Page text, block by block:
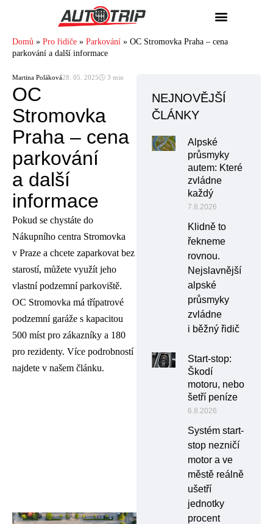
Domů » Pro řidiče » Parkování » OC Stromovka Praha – cena
parkování a další informace
Martina Poláková28. 05. 2025🕓 3 min
OC
Stromovka
Praha – cena
parkování
a další
informace
Pokud se chystáte do
Nákupního centra Stromovka
v Praze a chcete zaparkovat bez
starostí, můžete využít jeho
vlastní podzemní parkoviště.
OC Stromovka má třípatrové
podzemní garáže s kapacitou
500 míst pro zákazníky a 180
pro rezidenty. Více podrobností
najdete v našem článku.
NEJNOVĚJŠÍ
ČLÁNKY
Alpské
průsmyky
autem: Které
zvládne
každý
7.8.2026
Klidně to
řekneme
rovnou.
Nejslavnější
alpské
průsmyky
zvládne
i běžný řidič
Start-stop:
Škodí
motoru, nebo
šetří peníze
6.8.2026
Systém start-
stop nezničí
motor a ve
městě reálně
ušetří
jednotky
procent